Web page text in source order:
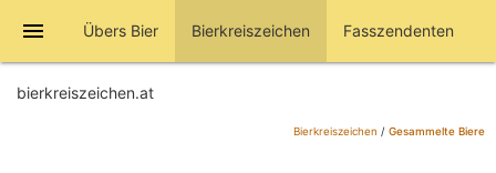
menu Übers Bier Bierkreiszeichen Fasszendenten
bierkreiszeichen.at
Bierkreiszeichen / Gesammelte Biere